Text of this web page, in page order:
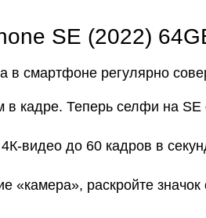
SE (2022)
в смартфоне регулярно
кадре. Теперь селфи на
видео до 60 кадров в
«камера», раскройте